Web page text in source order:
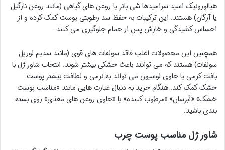
هیالورونیک اسید سرامیدها شی باتر یا روغن های گیاهی (مانند روغن نارگیل
یا آرگان) هستند. این ترکیبات به حفظ سد رطوبتی پوست کمک کرده و از
احساس کشیدگی و خارش پس از حمام جلوگیری می کنند.
همچنین این محصولات اغلب فاقد سولفات های قوی (مانند سدیم لوریل
سولفات) هستند که می توانند باعث خشکی بیشتر شوند. انتخاب شاور ژل با
بافت کرمی یا حاوی لوسیون می تواند به نرمی و لطافت بیشتر پوست
خشک کمک کند. هنگام خرید به دنبال عبارت هایی مانند «مناسب پوست
خشک» «آبرسان» «مرطوب کننده» یا «حاوی روغن های مغذی» روی بسته
بندی باشید.
شاور ژل مناسب پوست چرب